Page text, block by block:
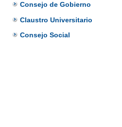
Consejo de Gobierno
Claustro Universitario
Consejo Social